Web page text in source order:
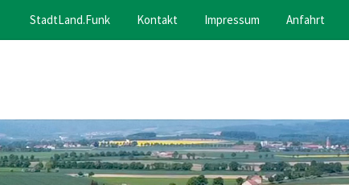
StadtLand.Funk Kontakt Impressum Anfahrt